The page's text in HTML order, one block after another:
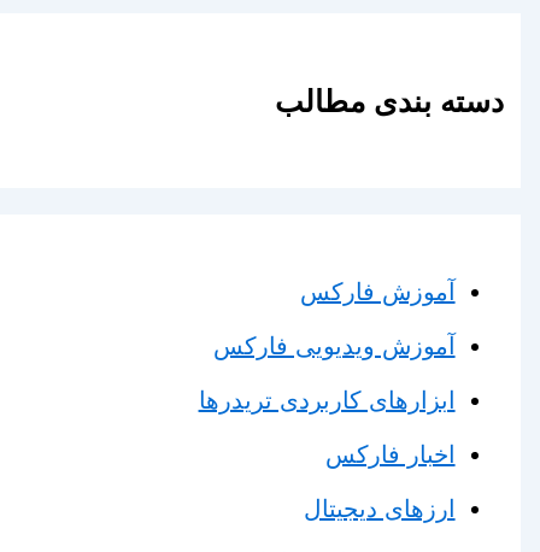
دسته بندی مطالب
آموزش فارکس
آموزش ویدیویی فارکس
ابزارهای کاربردی تریدرها
اخبار فارکس
ارزهای دیجیتال